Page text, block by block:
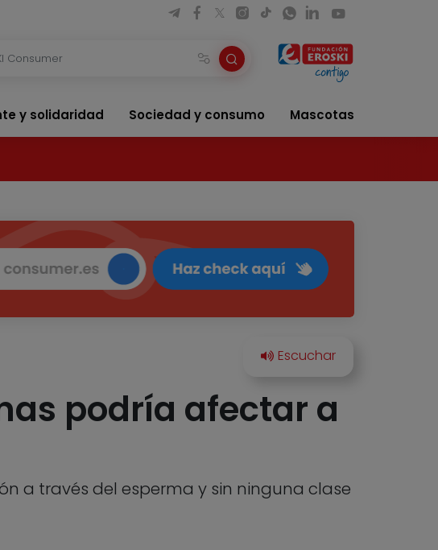
y solidaridad Sociedad y consumo Mascotas
podría afectar a
a través del esperma y sin ninguna clase